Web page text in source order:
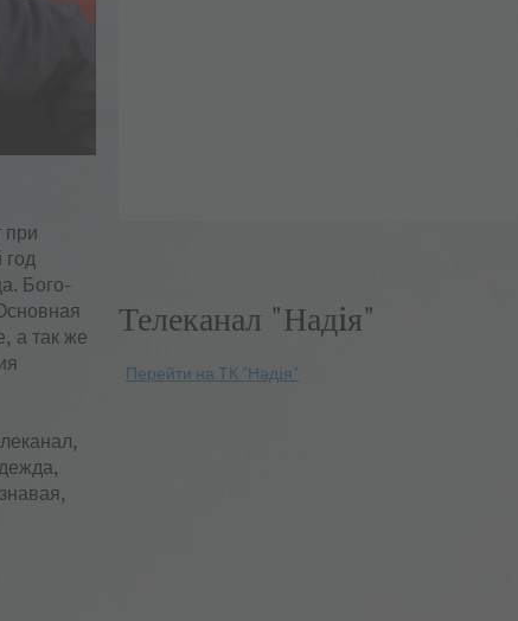
при
год
Бого-
а так же
Телеканал "Надiя"
Перейти на ТК "Надiя"